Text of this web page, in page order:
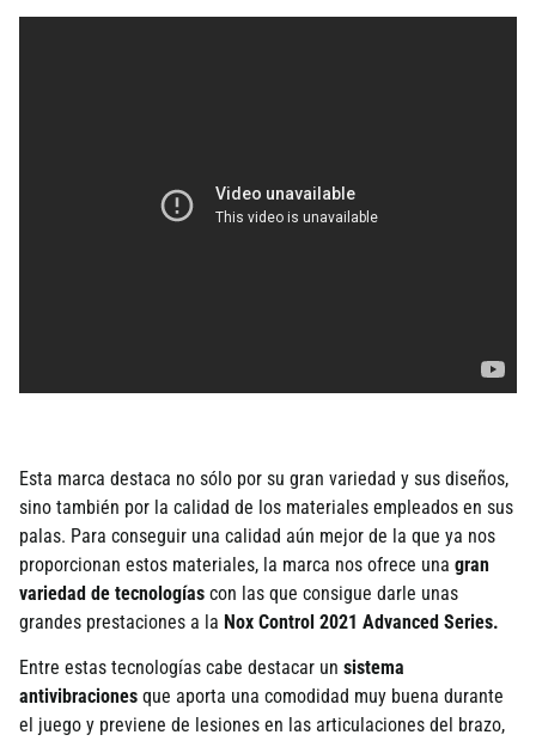
Esta marca destaca no sólo por su gran variedad y sus diseños,
sino también por la calidad de los materiales empleados en sus
palas. Para conseguir una calidad aún mejor de la que ya nos
proporcionan estos materiales, la marca nos ofrece una gran
variedad de tecnologías con las que consigue darle unas
grandes prestaciones a la Nox Control 2021 Advanced Series.
Entre estas tecnologías cabe destacar un sistema
antivibraciones que aporta una comodidad muy buena durante
el juego y previene de lesiones en las articulaciones del brazo,